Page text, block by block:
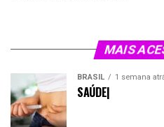
MAIS
BRASIL 1 semana
SAÚDE|